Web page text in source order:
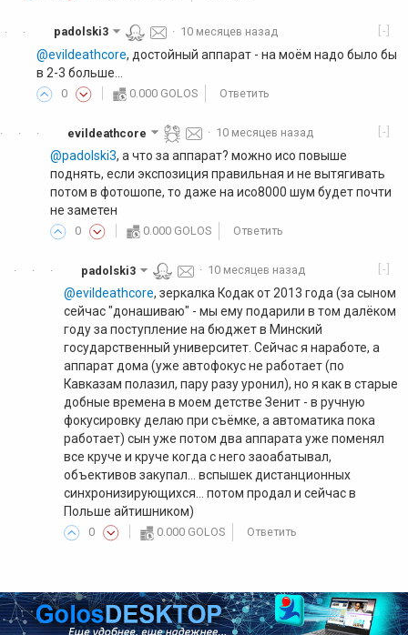
·
· [-]
padolski3 · 10 месяцев назад
@evildeathcore, достойный аппарат - на моём надо было бы
в 2-3 больше...
0 0.000 GOLOS Ответить
·
·
· [-]
evildeathcore · 10 месяцев назад
@padolski3, а что за аппарат? можно исо повыше
поднять, если экспозиция правильная и не вытягивать
потом в фотошопе, то даже на исо8000 шум будет почти
не заметен
0 0.000 GOLOS Ответить
·
·
· [-]
padolski3 · 10 месяцев назад
@evildeathcore, зеркалка Кодак от 2013 года (за сыном
сейчас "донашиваю" - мы ему подарили в том далёком
году за поступление на бюджет в Минский
государственный университет. Сейчас я наработе, а
аппарат дома (уже автофокус не работает (по
Кавказам полазил, пару разу уронил), но я как в старые
добные времена в моем детстве Зенит - в ручную
фокусировку делаю при съёмке, а автоматика пока
работает) сын уже потом два аппарата уже поменял
все круче и круче когда с него заоабатывал,
объективов закупал... вспышек дистанционных
синхронизирующихся... потом продал и сейчас в
Польше айтишником)
0 0.000 GOLOS Ответить